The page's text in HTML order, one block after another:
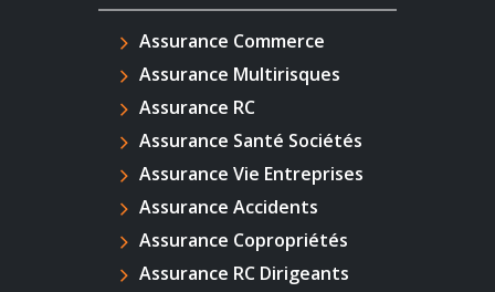
Assurance Commerce
Assurance Multirisques
Assurance RC
Assurance Santé Sociétés
Assurance Vie Entreprises
Assurance Accidents
Assurance Copropriétés
Assurance RC Dirigeants